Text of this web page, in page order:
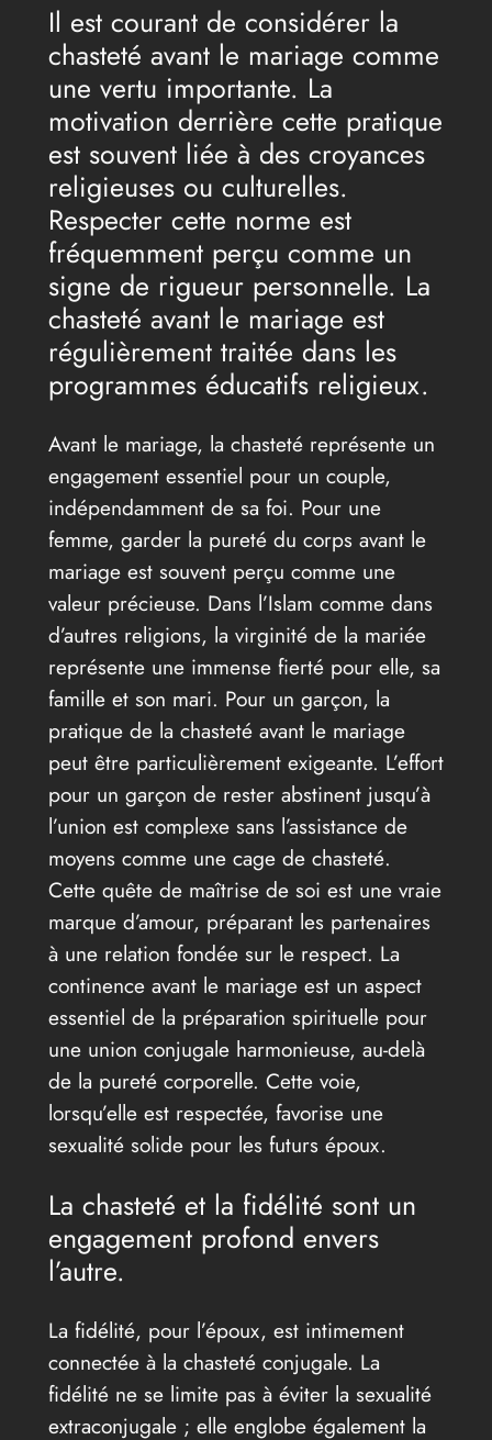
Il est courant de considérer la
chasteté avant le mariage comme
une vertu importante. La
motivation derrière cette pratique
est souvent liée à des croyances
religieuses ou culturelles.
Respecter cette norme est
fréquemment perçu comme un
signe de rigueur personnelle. La
chasteté avant le mariage est
régulièrement traitée dans les
programmes éducatifs religieux.
Avant le mariage, la chasteté représente un
engagement essentiel pour un couple,
indépendamment de sa foi. Pour une
femme, garder la pureté du corps avant le
mariage est souvent perçu comme une
valeur précieuse. Dans l’Islam comme dans
d’autres religions, la virginité de la mariée
représente une immense fierté pour elle, sa
famille et son mari. Pour un garçon, la
pratique de la chasteté avant le mariage
peut être particulièrement exigeante. L’effort
pour un garçon de rester abstinent jusqu’à
l’union est complexe sans l’assistance de
moyens comme une cage de chasteté.
Cette quête de maîtrise de soi est une vraie
marque d’amour, préparant les partenaires
à une relation fondée sur le respect. La
continence avant le mariage est un aspect
essentiel de la préparation spirituelle pour
une union conjugale harmonieuse, au-delà
de la pureté corporelle. Cette voie,
lorsqu’elle est respectée, favorise une
sexualité solide pour les futurs époux.
La chasteté et la fidélité sont un
engagement profond envers
l’autre.
La fidélité, pour l’époux, est intimement
connectée à la chasteté conjugale. La
fidélité ne se limite pas à éviter la sexualité
extraconjugale ; elle englobe également la